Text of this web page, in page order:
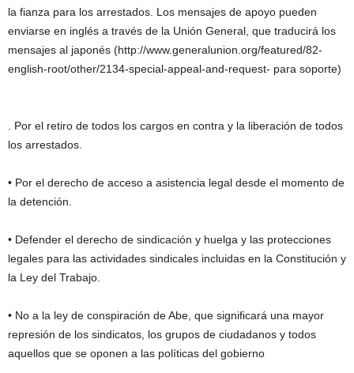
la fianza para los arrestados. Los mensajes de apoyo pueden
enviarse en inglés a través de la Unión General, que traducirá los
mensajes al japonés (http://www.generalunion.org/featured/82-
english-root/other/2134-special-appeal-and-request- para soporte)
. Por el retiro de todos los cargos en contra y la liberación de todos
los arrestados.
• Por el derecho de acceso a asistencia legal desde el momento de
la detención.
• Defender el derecho de sindicación y huelga y las protecciones
legales para las actividades sindicales incluidas en la Constitución y
la Ley del Trabajo.
• No a la ley de conspiración de Abe, que significará una mayor
represión de los sindicatos, los grupos de ciudadanos y todos
aquellos que se oponen a las políticas del gobierno